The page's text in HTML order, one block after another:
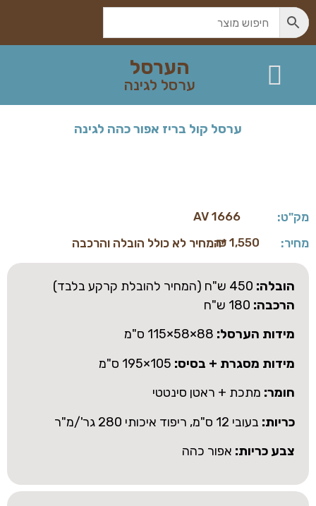
הערסל
ערסל לגינה
ערסל קול בריז אפור כהה לגינה
מק"ט:
AV 1666
מחיר:
₪1,550*המחיר לא כולל הובלה והרכבה
הובלה:
הרכבה:
מידות הערסל:
מידות מסגרת + בסיס:
חומר: מתכת + ראטן סינטטי
כריות: בעובי 12 ס"מ, ריפוד איכותי 280 גר'/מ"ר
צבע כריות: אפור כהה